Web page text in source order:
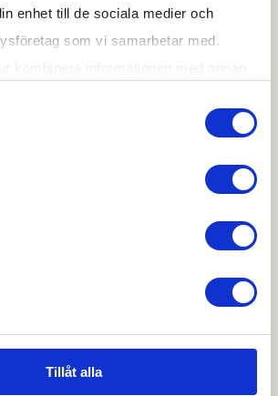
enhet till de sociala medier och
som vi samarbetar med.
kombinera informationen med annan
använt deras tjänster.
för information om ditt
Tillåt alla
är en ledande aktör inom
för att klara extrema hot såsom
radiologiska och nukleära
beredskap (MSB/MCF):s
och är byggda för att